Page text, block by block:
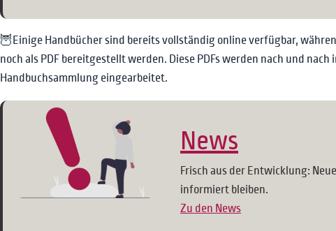
🦉Einige Handbücher sind bereits vollständig online verfügbar,
noch als PDF bereitgestellt werden. Diese PDFs werden nach und nach
Handbuchsammlung eingearbeitet.
News
Frisch aus der Entwicklung:
informiert bleiben.
Zu den News